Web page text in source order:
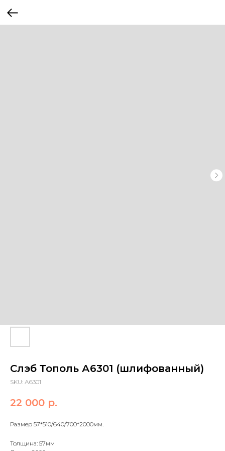
Слэб Тополь А6301 (шлифованный)
SKU: А6301
22 000 р.
Размер 57*510/640/700*2000мм.
Толщина: 57мм